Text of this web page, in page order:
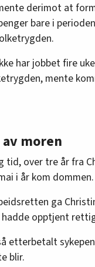
derimot at
bare i
har jobbet fire
mente
moren
tid, over tre år fra
i år kom dommen.
ga
hadde opptjent
etterbetalt
blir.